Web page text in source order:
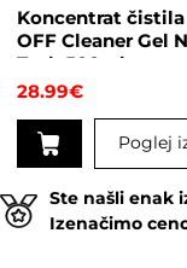
Koncentrat čistila
OFF Cleaner Gel
Tech 500ml
28.99€
Poglej
Ste našli enak
Izenačimo